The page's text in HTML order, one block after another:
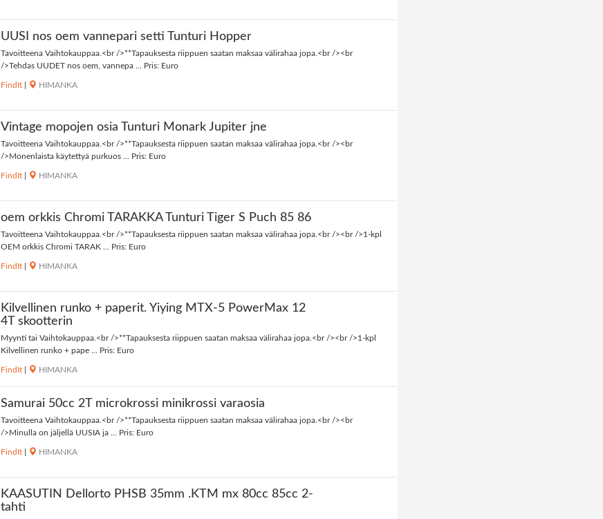
UUSI nos oem vannepari setti Tunturi Hopper
Tavoitteena Vaihtokauppaa.<br />**Tapauksesta riippuen saatan maksaa välirahaa jopa.<br /><br
/>Tehdas UUDET nos oem, vannepa ... Pris: Euro
FindIt HIMANKA
Vintage mopojen osia Tunturi Monark Jupiter jne
Tavoitteena Vaihtokauppaa.<br />**Tapauksesta riippuen saatan maksaa välirahaa jopa.<br /><br
/>Monenlaista käytettyä purkuos ... Pris: Euro
FindIt HIMANKA
oem orkkis Chromi TARAKKA Tunturi Tiger S Puch 85 86
Tavoitteena Vaihtokauppaa.<br />**Tapauksesta riippuen saatan maksaa välirahaa jopa.<br /><br />1-kpl
OEM orkkis Chromi TARAK ... Pris: Euro
FindIt HIMANKA
Kilvellinen runko + paperit. Yiying MTX-5 PowerMax 12
4T skootterin
Myynti tai Vaihtokauppaa.<br />**Tapauksesta riippuen saatan maksaa välirahaa jopa.<br /><br />1-kpl
Kilvellinen runko + pape ... Pris: Euro
FindIt HIMANKA
Samurai 50cc 2T microkrossi minikrossi varaosia
Tavoitteena Vaihtokauppaa.<br />**Tapauksesta riippuen saatan maksaa välirahaa jopa.<br /><br
/>Minulla on jäljellä UUSIA ja ... Pris: Euro
FindIt HIMANKA
KAASUTIN Dellorto PHSB 35mm .KTM mx 80cc 85cc 2-
tahti